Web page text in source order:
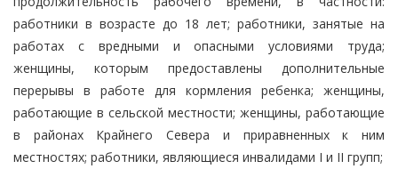
работники в возрасте до 18 лет; работники, занятые на
работах с вредными и опасными условиями труда;
женщины, которым предоставлены дополнительные
перерывы в работе для кормления ребенка; женщины,
работающие в сельской местности; женщины, работающие
в районах Крайнего Севера и приравненных к ним
местностях; работники, являющиеся инвалидами I и II групп;